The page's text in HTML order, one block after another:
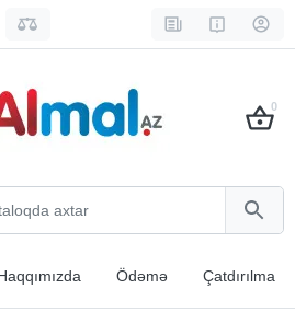
0
Ödəmə Çatdırılma